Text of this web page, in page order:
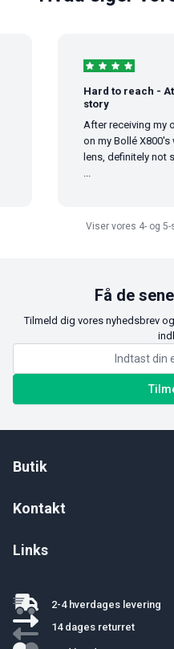
Hard to reach - At
story
After receiving my
on my Bollé X800's
lens, definitely not
Viser vores 4- og
Få de
Tilmeld dig vores nyhedsbrev
Butik
Kontakt
Links
2-4 hverdages levering
14 dages returret